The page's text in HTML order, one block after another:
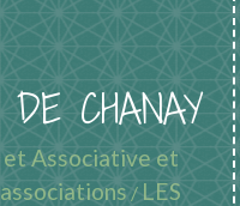
CHANAY
Associative et
/ LES